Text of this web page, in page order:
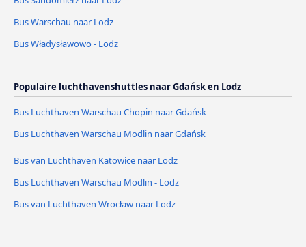
Bus Warschau naar Lodz
Bus Władysławowo - Lodz
Populaire luchthavenshuttles naar Gdańsk en Lodz
Bus Luchthaven Warschau Chopin naar Gdańsk
Bus Luchthaven Warschau Modlin naar Gdańsk
Bus van Luchthaven Katowice naar Lodz
Bus Luchthaven Warschau Modlin - Lodz
Bus van Luchthaven Wrocław naar Lodz